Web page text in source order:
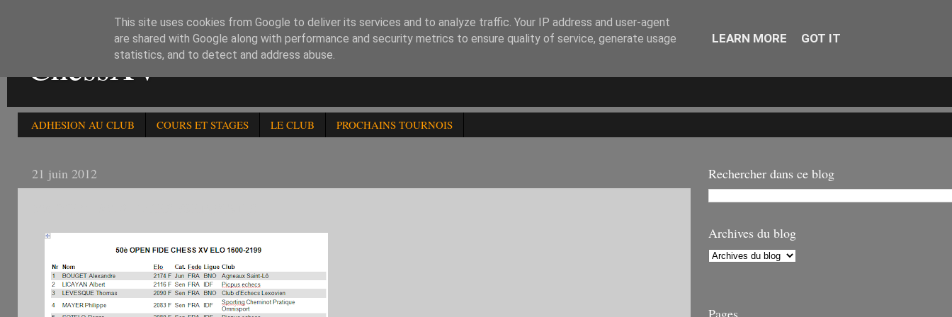
ChessXV
ADHESION AU CLUB COURS ET STAGES LE CLUB PROCHAINS TOURNOIS
21 juin 2012 Rechercher dans ce blog
Archives du blog
Pages
This site uses cookies from Google to deliver its services and to analyze traffic. Your IP address and user-agent
are shared with Google along with performance and security metrics to ensure quality of service, generate usage
statistics, and to detect and address abuse.
LEARN MORE GOT IT